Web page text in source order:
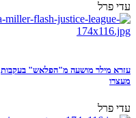
עדי פרל
עזרא מילר מושעה מ"הפלאש" בעקבות
מעצרו
עדי פרל